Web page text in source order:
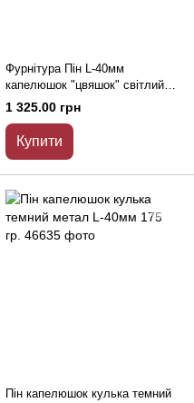
Фурнітура Пін L-40мм
капелюшок "цвяшок" світлий
метал 1кг
1 325.00 грн
Купити
Пін капелюшок кулька темний